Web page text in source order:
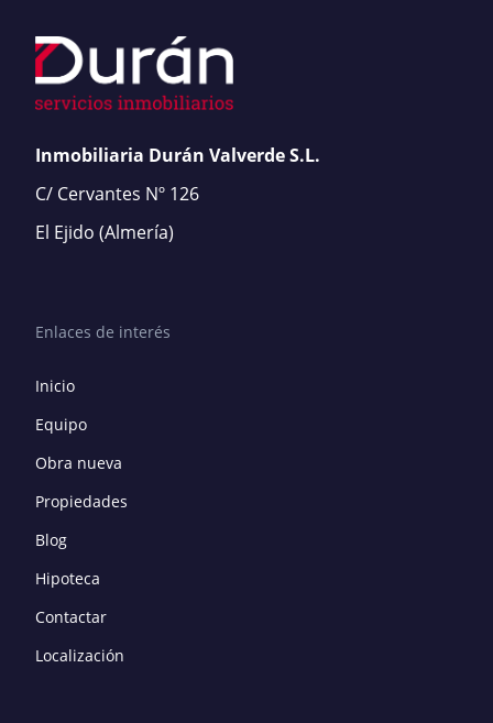
Inmobiliaria Durán Valverde S.L.
C/ Cervantes Nº 126
El Ejido (Almería)
Enlaces de interés
Inicio
Equipo
Obra nueva
Propiedades
Blog
Hipoteca
Contactar
Localización